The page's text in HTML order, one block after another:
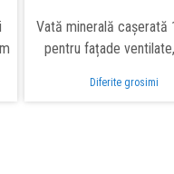
Vată minerală cașerată
pentru fațade
Diferite grosimi